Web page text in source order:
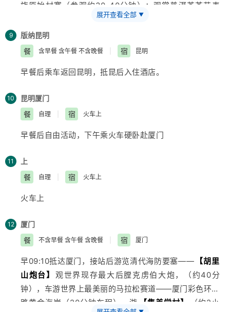
娜西（贵宾票320元/人、甲票200元/人、演出时间为约
族原始村寨（参观约30-40分钟）；观赏普洱茶茶艺表
演—独树成林（参观约20-30分钟）。下午游览AAAA景
点【原始森林公园】
车40元/人），百米浮雕、孔雀放飞、爱伲山寨、参加具
有当地民族特色的泼水狂欢、观赏九龙飞瀑、少数民族乐
器表演、漫步热带沟谷雨林。参观金版纳翡翠珠宝配送中
物。晚餐后可参加大型篝火晚会—澜沧江、湄公河之夜
（贵宾票300元/人、甲票200元/人、演出约2小时）。
展开查看全部 ▼
9 版纳昆明
餐
含早餐 含午餐 不含晚餐 宿 昆明
早餐后乘车返回昆明，抵昆后入住酒店。
10 昆明厦门
餐
自理 宿 火车上
早餐后自由活动，下午乘火车硬卧赴厦门
11
上
餐
自理 宿 火车上
火车上
12
厦门
餐
不含早餐 含午餐 含晚餐 宿 厦门
早09:10抵达厦门，接站后游览清代海防要塞——
【胡里
山炮台】
观世界现存最大后膛克虏伯大炮，（约40分
钟），车游世界上最美丽的马拉松赛道——厦门彩色环岛
路黄金海岸（20分钟车程），游
【集美学村】
（约2小